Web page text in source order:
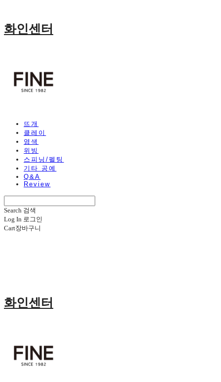
화인센터
뜨개
클레이
염색
위빙
스피닝/펠팅
기타 공예
Q&A
Review
Search 검색
Log In 로그인
Cart장바구니
화인센터